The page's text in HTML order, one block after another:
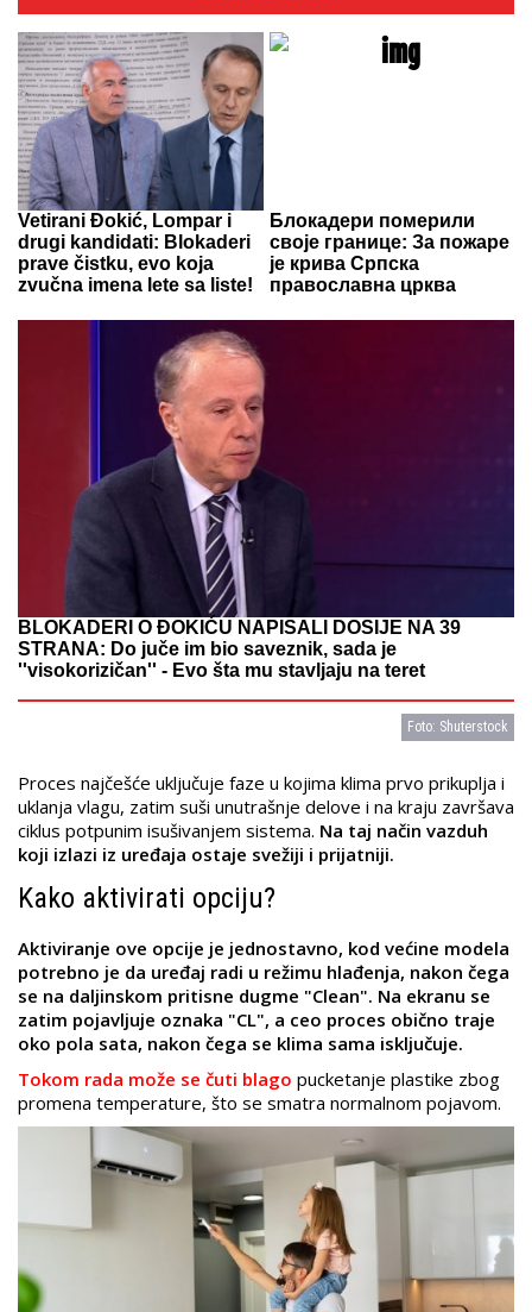
Vetirani Đokić, Lompar i
drugi kandidati: Blokaderi
prave čistku, evo koja
zvučna imena lete sa liste!
Блокадери померили
своје границе: За пожаре
је крива Српска
православна црква
BLOKADERI O ĐOKIĆU NAPISALI DOSIJE NA 39
STRANA: Do juče im bio saveznik, sada je
''visokorizičan'' - Evo šta mu stavljaju na teret
Foto: Shuterstock
Proces najčešće uključuje faze u kojima klima prvo prikuplja i
uklanja vlagu, zatim suši unutrašnje delove i na kraju završava
ciklus potpunim isušivanjem sistema. Na taj način vazduh
koji izlazi iz uređaja ostaje svežiji i prijatniji.
Kako aktivirati opciju?
Aktiviranje ove opcije je jednostavno, kod većine modela
potrebno je da uređaj radi u režimu hlađenja, nakon čega
se na daljinskom pritisne dugme "Clean". Na ekranu se
zatim pojavljuje oznaka "CL", a ceo proces obično traje
oko pola sata, nakon čega se klima sama isključuje.
Tokom rada može se čuti blago pucketanje plastike zbog
promena temperature, što se smatra normalnom pojavom.